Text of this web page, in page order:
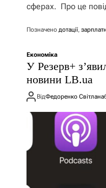
сферах. Про це
Позначено дотації,
Економіка
У Резерв+
новини LB.ua
ВідФедоренко Світлана